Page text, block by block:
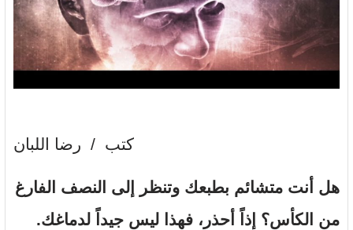
كتب / رضا اللبان
هل أنت متشائم بطبعك وتنظر إلى النصف الفارغ
من الكأس؟ إذاً أحذر، فهذا ليس جيداً لدماغك.